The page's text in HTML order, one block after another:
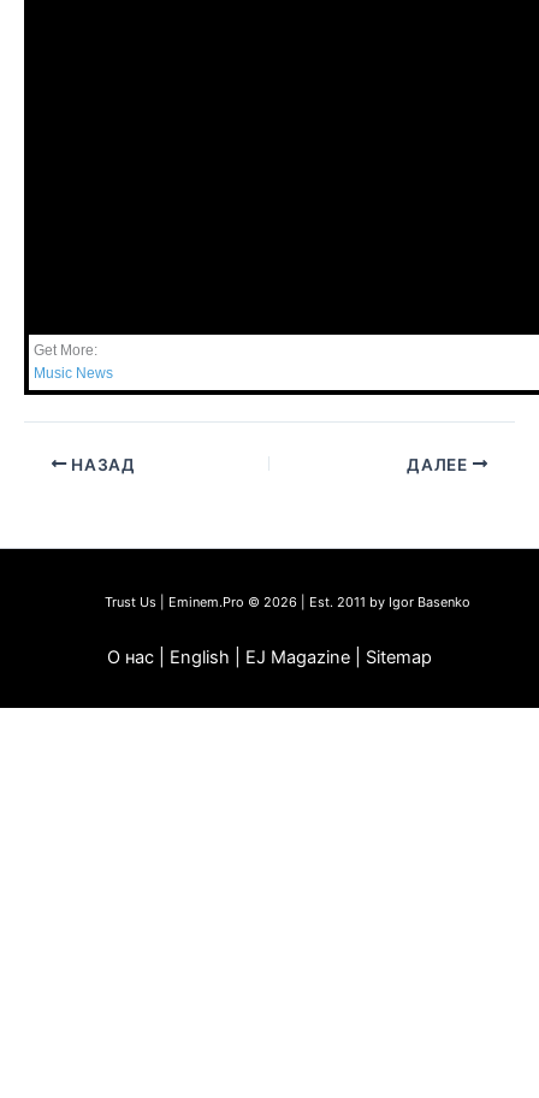
Get More:
Music News
НАЗАД ДАЛЕЕ
Trust Us | Eminem.Pro © 2026 | Est. 2011 by Igor Basenko
О нас | English | EJ Magazine | Sitemap